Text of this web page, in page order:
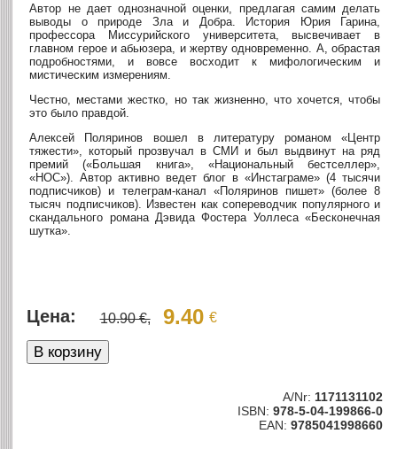
Автор не дает однозначной оценки, предлагая самим делать
выводы о природе Зла и Добра. История Юрия Гарина,
профессора Миссурийского университета, высвечивает в
главном герое и абьюзера, и жертву одновременно. А, обрастая
подробностями, и вовсе восходит к мифологическим и
мистическим измерениям.
Честно, местами жестко, но так жизненно, что хочется, чтобы
это было правдой.
Алексей Поляринов вошел в литературу романом «Центр
тяжести», который прозвучал в СМИ и был выдвинут на ряд
премий («Большая книга», «Национальный бестселлер»,
«НОС»). Автор активно ведет блог в «Инстаграме» (4 тысячи
подписчиков) и телеграм-канал «Поляринов пишет» (более 8
тысяч подписчиков). Известен как сопереводчик популярного и
скандального романа Дэвида Фостера Уоллеса «Бесконечная
шутка».
Цена: 10.90 €, 9.40 €
A/Nr: 1171131102
ISBN: 978-5-04-199866-0
EAN: 9785041998660